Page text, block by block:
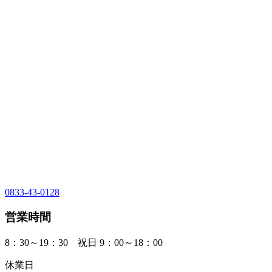
0833-43-0128
営業時間
8：30～19：30 祝日 9：00～18：00
休業日